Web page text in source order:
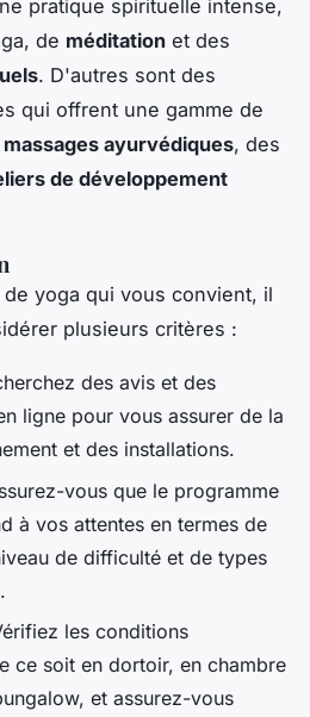
pratique spirituelle intense,
de méditation et des
. D'autres sont des
qui offrent une gamme de
massages ayurvédiques, des
de développement
yoga qui vous convient, il
plusieurs critères :
des avis et des
ligne pour vous assurer de la
et des installations.
vous que le programme
à vos attentes en termes de
de difficulté et de types
les conditions
ce soit en dortoir, en chambre
et assurez-vous